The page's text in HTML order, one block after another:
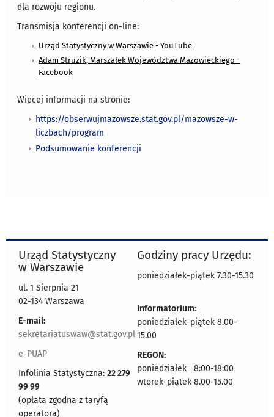
dla rozwoju regionu.
Transmisja konferencji on-line:
Urząd Statystyczny w Warszawie - YouTube
Adam Struzik, Marszałek Województwa Mazowieckiego -
Facebook
Więcej informacji na stronie:
https://obserwujmazowsze.stat.gov.pl/mazowsze-w-
liczbach/program
Podsumowanie konferencji
Urząd Statystyczny
w Warszawie
ul. 1 Sierpnia 21
02-134 Warszawa
E-mail:
sekretariatuswaw@stat.gov.pl
e-PUAP
Infolinia Statystyczna: 22 279
99 99
(opłata zgodna z taryfą
operatora)
Godziny pracy Urzędu:
poniedziałek-piątek 7.30-15.30
Informatorium:
poniedziałek-piątek 8.00-
15.00
REGON:
poniedziałek 8:00-18:00
wtorek-piątek 8.00-15.00